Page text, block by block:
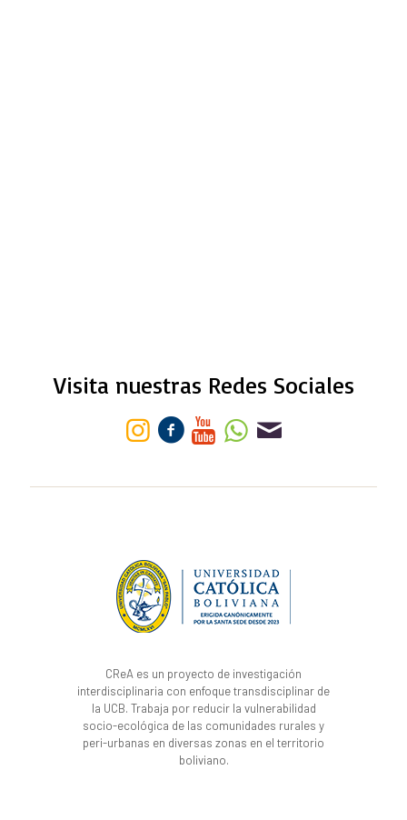
Visita nuestras Redes Sociales
CReA es un proyecto de investigación
interdisciplinaria con enfoque transdisciplinar de
la UCB. Trabaja por reducir la vulnerabilidad
socio-ecológica de las comunidades rurales y
peri-urbanas en diversas zonas en el territorio
boliviano.